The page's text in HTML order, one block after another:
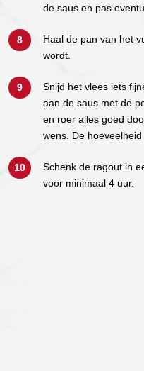
de saus en pas
Haal de pan van het
wordt.
Snijd het vlees iets
aan de saus met de
en roer alles goed
wens. De
Schenk de ragout in
voor minimaal 4 uur.